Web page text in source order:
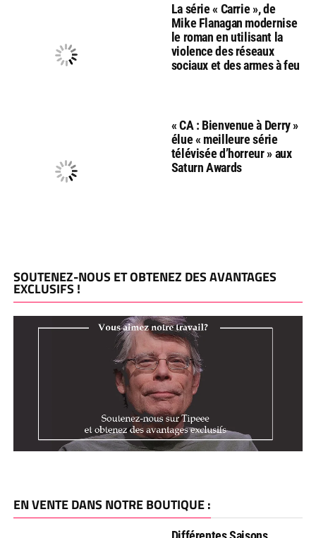
La série « Carrie », de
Mike Flanagan modernise
le roman en utilisant la
violence des réseaux
sociaux et des armes à feu
« CA : Bienvenue à Derry »
élue « meilleure série
télévisée d’horreur » aux
Saturn Awards
SOUTENEZ-NOUS ET OBTENEZ DES AVANTAGES
EXCLUSIFS !
EN VENTE DANS NOTRE BOUTIQUE :